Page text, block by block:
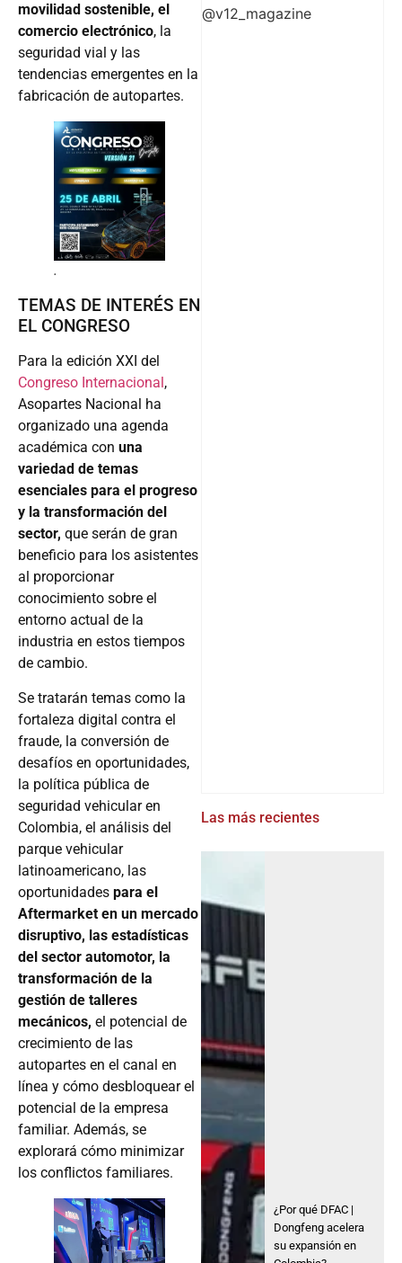
movilidad sostenible, el
comercio electrónico, la
seguridad vial y las
tendencias emergentes en la
fabricación de autopartes.
.
TEMAS DE INTERÉS EN
EL CONGRESO
Para la edición XXI del
Congreso Internacional ,
Asopartes Nacional ha
organizado una agenda
académica con una
variedad de temas
esenciales para el progreso
y la transformación del
sector, que serán de gran
beneficio para los asistentes
al proporcionar
conocimiento sobre el
entorno actual de la
industria en estos tiempos
de cambio.
Se tratarán temas como la
fortaleza digital contra el
fraude, la conversión de
desafíos en oportunidades,
la política pública de
seguridad vehicular en
Colombia, el análisis del
parque vehicular
latinoamericano, las
oportunidades para el
Aftermarket en un mercado
disruptivo, las estadísticas
del sector automotor, la
transformación de la
gestión de talleres
mecánicos, el potencial de
crecimiento de las
autopartes en el canal en
línea y cómo desbloquear el
potencial de la empresa
familiar. Además, se
explorará cómo minimizar
los conflictos familiares.
@v12_magazine
Las más recientes
¿Por qué DFAC |
Dongfeng acelera
su expansión en